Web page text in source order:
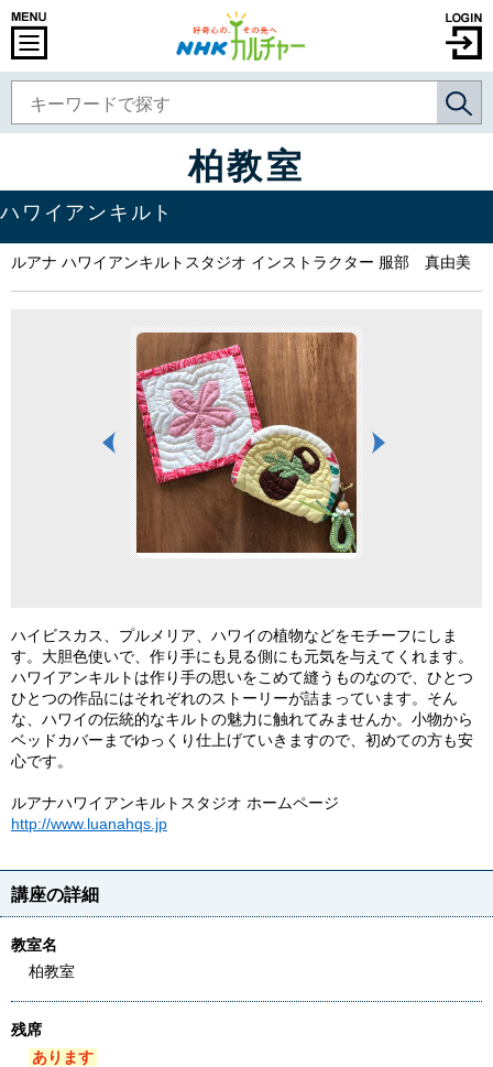
柏教室
ハワイアンキルト
ルアナ ハワイアンキルトスタジオ インストラクター 服部 真由美
ハイビスカス、プルメリア、ハワイの植物などをモチーフにしま
す。大胆色使いで、作り手にも見る側にも元気を与えてくれます。
ハワイアンキルトは作り手の思いをこめて縫うものなので、ひとつ
ひとつの作品にはそれぞれのストーリーが詰まっています。そん
な、ハワイの伝統的なキルトの魅力に触れてみませんか。小物から
ベッドカバーまでゆっくり仕上げていきますので、初めての方も安
心です。
ルアナハワイアンキルトスタジオ ホームページ
http://www.luanahqs.jp
講座の詳細
教室名
柏教室
残席
あります